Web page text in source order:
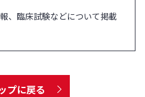
、臨床試験などについて掲載
プに戻る